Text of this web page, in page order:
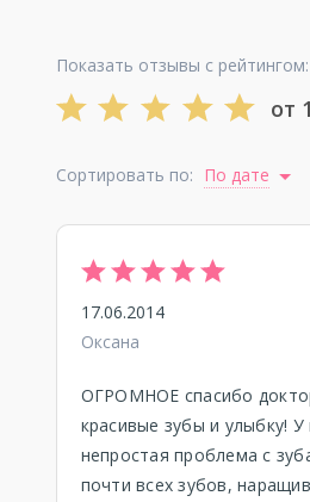
Показать отзывы с рейтингом:
от
Сортировать по: По дате
17.06.2014
Оксана
ОГРОМНОЕ спасибо
красивые зубы и улыбку!
непростая проблема с
почти всех зубов,